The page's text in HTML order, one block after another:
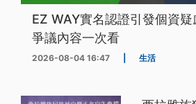
EZ WAY實名認證引發個資
爭議內容一次看
2026-08-04 16:47 生活